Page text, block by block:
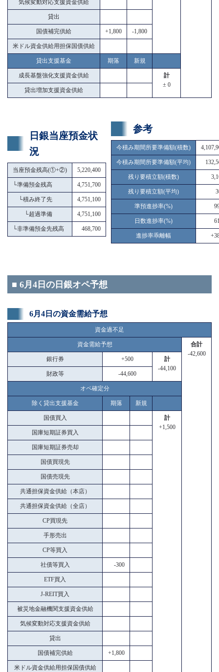
気候変動対応支援資金供給
貸出
国債補完供給 +1,800 -1,800
米ドル資金供給用担保国債供給
貸出支援基金 期落 新規
成長基盤強化支援資金供給
計
± 0
貸出増加支援資金供給
日銀当座預金状
況
当座預金残高(①+②) 5,220,400
└準備預金残高 4,751,700
└積み終了先 4,751,100
└超過準備 4,751,100
└非準備預金先残高 468,700
参考
今積み期間所要準備額(積数)
今積み期間所要準備額(平均)
残り要積立額(積数)
残り要積立額(平均)
準預進捗率(%)
日数進捗率(%)
進捗率乖離幅
■ 6月4日の日銀オペ予想
6月4日の資金需給予想
資金過不足
資金需給予想
合計
-42,600
銀行券 +500
計
-44,100
財政等 -44,600
オペ確定分
除く貸出支援基金 期落 新規
国債買入
計
+1,500
国庫短期証券買入
国庫短期証券売却
国債買現先
国債売現先
共通担保資金供給（本店）
共通担保資金供給（全店）
CP買現先
手形売出
CP等買入
社債等買入 -300
ETF買入
J-REIT買入
被災地金融機関支援資金供給
気候変動対応支援資金供給
貸出
国債補完供給 +1,800
米ドル資金供給用担保国債供給